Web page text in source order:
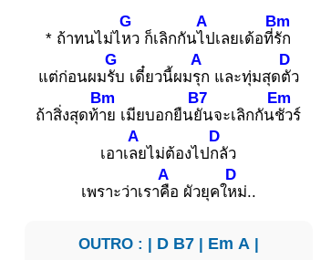
* ถ้าทนไม่ไ
G
หว ก็เลิกกัน
A
ไปเลยเด้อที่
Bm
รัก
แต่ก่อนผม
G
รับ เดี๋ยวนี้ผม
A
รุก และทุ่มสุด
D
ตัว
ถ้าสิ่งสุดท้
Bm
าย เมียบอกยืน
B7
ยันจะเลิกกัน
Em
ชัวร์
เอาเ
A
ลยไม่ต้องไป
D
กลัว
เพราะว่าเรา
A
คือ ผัวยุคใ
D
หม่..
OUTRO : | D B7| Em A |